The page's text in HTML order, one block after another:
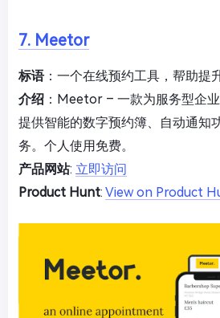
7. Meetor
标语：一个在线预约工具，帮助提
介绍 ：Meetor – 一款为服务型企
提供智能的数字预约簿、自动通知
务。个人使用免费。
产品网站: 立即访问
Product Hunt: View on Product